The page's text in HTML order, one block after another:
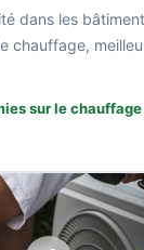
dans les
chauffage,
sur le